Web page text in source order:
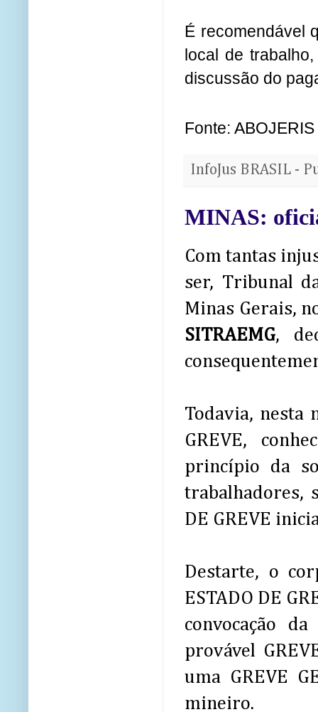
É recomendável
local de
discussão do
Fonte: ABOJERIS
InfoJus BRASIL -
MINAS:
Com tantas
ser, Tribunal
Minas Gerais,
SITRAEMG,
Todavia, nesta
GREVE,
princípio da
trabalhadores,
DE GREVE
Destarte, o
ESTADO DE
convocação
provável
uma GREVE
mineiro.